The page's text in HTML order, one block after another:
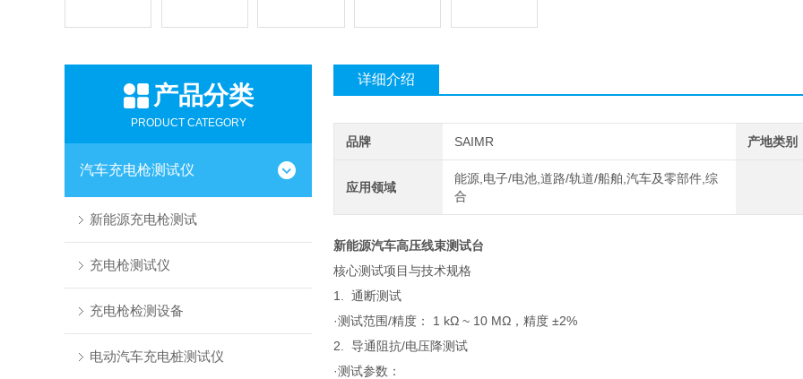
产品分类
PRODUCT CATEGORY
汽车充电枪测试仪
新能源充电枪测试
充电枪测试仪
充电枪检测设备
电动汽车充电桩测试仪
详细介绍
品牌 SAIMR 产地类别
应用领域
能源,电子/电池,道路/轨道/船舶,汽车及零部件,综
合
新能源汽车高压线束测试台
核心测试项目与技术规格
1. 通断测试
·测试范围/精度： 1 kΩ ~ 10 MΩ，精度 ±2%
2. 导通阻抗/电压降测试
·测试参数：